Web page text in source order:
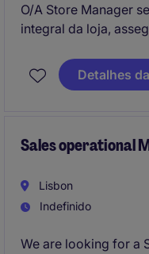
O/A Store Manager
integral da loja,
diferenciadora.
equipa, tomando
Detalhes
Sales operational
Lisbon
Indefinido
We are looking for a